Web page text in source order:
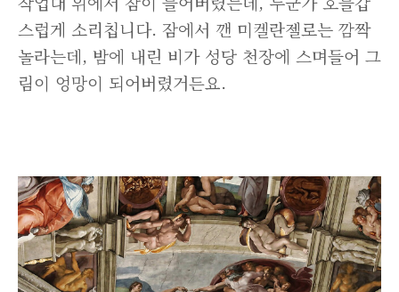
스럽게 소리칩니다. 잠에서 깬 미켈란젤로는 깜짝
놀라는데, 밤에 내린 비가 성당 천장에 스며들어 그
림이 엉망이 되어버렸거든요.